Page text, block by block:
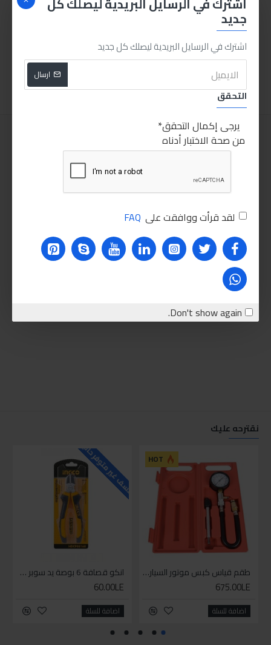
جديد
اشترك في الرسايل البريدية ليصلك كل جديد
ارسال
التحقق
يرجى إكمال التحقق
من صحة الاختبار أدناه
لقد قرأت ووافقت على FAQ
Don't show again.
50.00LE
اضافة للسلة
175.00LE
نقترحه عليك
HOT
طقم قياس كبس موتور السياره 3 ق
675.00LE
اضافة للسلة
للاسف غير متوفر حاليا
انكو قصافة 6 بوصة يد سوبر وان
60.00LE
اضافة للسلة